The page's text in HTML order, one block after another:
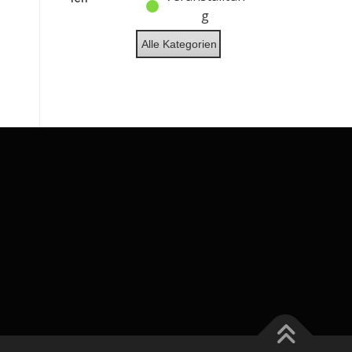
g
Alle Kategorien